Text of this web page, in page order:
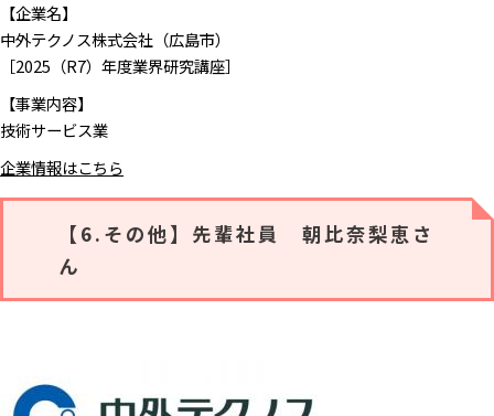
【企業名】
中外テクノス株式会社（広島市）
​［2025（R7）年度業界研究講座］
【事業内容】
技術サービス業
企業情報はこちら
【6.その他】先輩社員 朝比奈梨恵さ
ん